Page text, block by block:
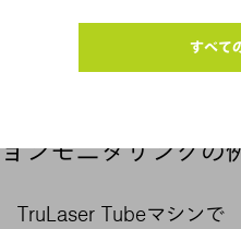
ンモニタリングの
TruLaser Tubeマシンで